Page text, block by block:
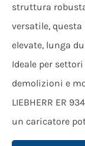
struttura
versatile,
elevate, lunga
Ideale per
demolizioni e
LIEBHERR ER
un caricatore